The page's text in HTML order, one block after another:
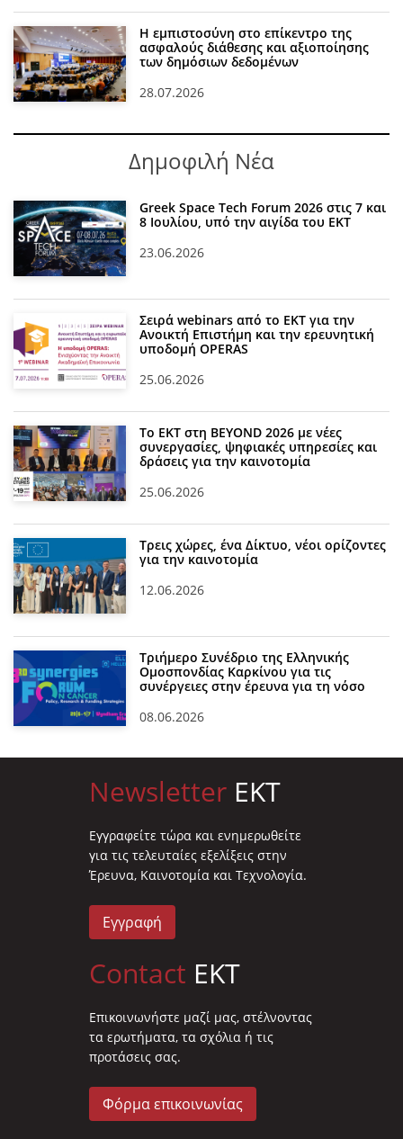
Η εμπιστοσύνη στο επίκεντρο της
ασφαλούς διάθεσης και αξιοποίησης
των δημόσιων δεδομένων
28.07.2026
Δημοφιλή Νέα
Greek Space Tech Forum 2026 στις 7 και
8 Ιουλίου, υπό την αιγίδα του ΕΚΤ
23.06.2026
Σειρά webinars από το ΕΚΤ για την
Ανοικτή Επιστήμη και την ερευνητική
υποδομή OPERAS
25.06.2026
Το ΕΚΤ στη BEYOND 2026 με νέες
συνεργασίες, ψηφιακές υπηρεσίες και
δράσεις για την καινοτομία
25.06.2026
Τρεις χώρες, ένα Δίκτυο, νέοι ορίζοντες
για την καινοτομία
12.06.2026
Τριήμερο Συνέδριο της Ελληνικής
Ομοσπονδίας Καρκίνου για τις
συνέργειες στην έρευνα για τη νόσο
08.06.2026
Newsletter EKT
Eγγραφείτε τώρα και ενημερωθείτε
για τις τελευταίες εξελίξεις στην
Έρευνα, Καινοτομία και Τεχνολογία.
Εγγραφή
Contact EKT
Επικοινωνήστε μαζί μας, στέλνοντας
τα ερωτήματα, τα σχόλια ή τις
προτάσεις σας.
Φόρμα επικοινωνίας